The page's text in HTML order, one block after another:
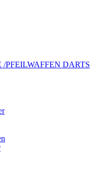
PFEILWAFFEN DARTS